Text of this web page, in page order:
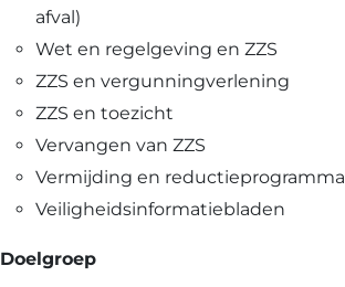
afval)
Wet en regelgeving en ZZS
ZZS en vergunningverlening
ZZS en toezicht
Vervangen van ZZS
Vermijding en reductieprogramma
Veiligheidsinformatiebladen
Doelgroep